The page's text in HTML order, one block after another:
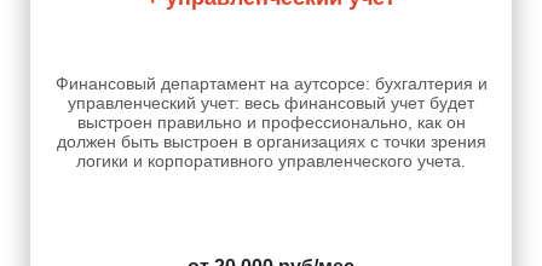
Финансовый департамент на аутсорсе: бухгалтерия и
управленческий учет: весь финансовый учет будет
выстроен правильно и профессионально, как он
должен быть выстроен в организациях с точки зрения
логики и корпоративного управленческого учета.